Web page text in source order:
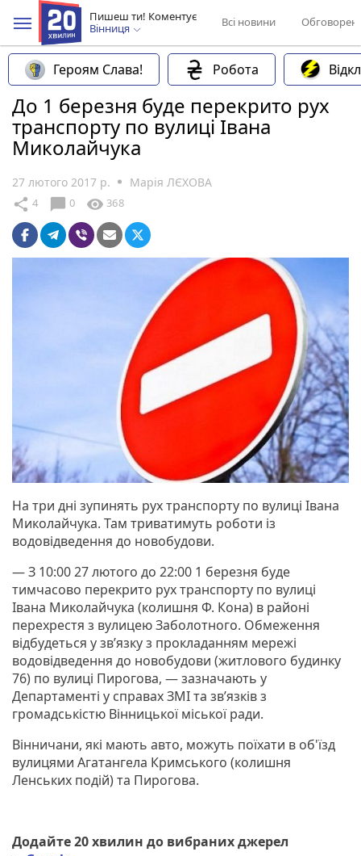
Пишеш ти! Коментує
Вінниця
Всі новини
Героям Слава! Робота
До 1 березня буде перекрито рух
транспорту по вулиці Івана
Миколайчука
27 лютого 2017 р. Марія ЛЄХОВА
share 4 chat_bubble 0 visibility 368
На три дні зупинять рух транспорту по вулиці Івана
Миколайчука. Там триватимуть роботи із
водовідведення до новобудови.
— З 10:00 27 лютого до 22:00 1 березня буде
тимчасово перекрито рух транспорту по вулиці
Івана Миколайчука (колишня Ф. Кона) в районі
перехрестя з вулицею Заболотного. Обмеження
відбудеться у зв’язку з прокладанням мережі
водовідведення до новобудови (житлового будинку
76) по вулиці Пирогова, — зазначають у
Департаменті у справах ЗМІ та зв’язків з
громадськістю Вінницької міської ради.
Вінничани, які мають авто, можуть поїхати в об'їзд
вулицями Агатангела Кримського (колишня
Ленських подій) та Пирогова.
Додайте 20 хвилин до вибраних джерел